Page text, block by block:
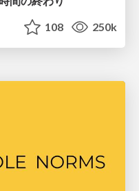
108 250k